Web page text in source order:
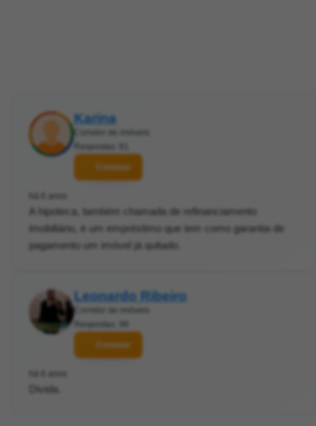
Karina
Contatar
A hipoteca, também chamada de refinanciamento
imobiliário, é um empréstimo que tem como garantia de
pagamento um imóvel já quitado.
Leonardo Ribeiro
Contatar
Divida.